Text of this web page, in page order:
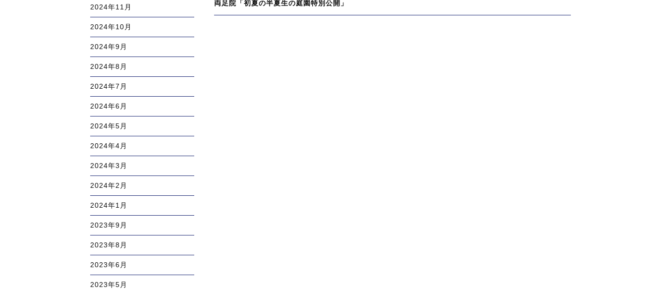
ー
シ
投
稿:
次
の
両足院「初夏の半夏生の庭園特別公開」
2024年11月
2024年10月
2024年9月
2024年8月
2024年7月
2024年6月
2024年5月
2024年4月
2024年3月
2024年2月
2024年1月
2023年9月
2023年8月
2023年6月
2023年5月